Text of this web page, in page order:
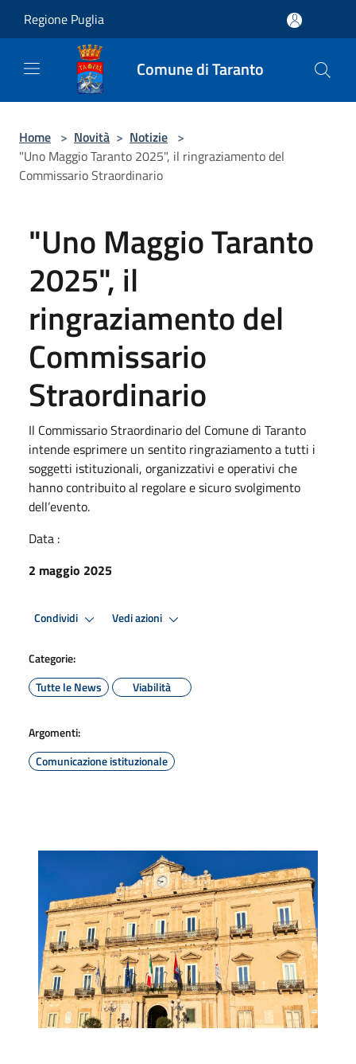
Regione Puglia
Comune di Taranto
Home > Novità > Notizie >
"Uno Maggio Taranto 2025", il ringraziamento del
Commissario Straordinario
"Uno Maggio Taranto
2025", il
ringraziamento del
Commissario
Straordinario
Il Commissario Straordinario del Comune di Taranto
intende esprimere un sentito ringraziamento a tutti i
soggetti istituzionali, organizzativi e operativi che
hanno contribuito al regolare e sicuro svolgimento
dell’evento.
Data :
2 maggio 2025
Condividi Vedi azioni
Categorie:
Tutte le News
Viabilità
Argomenti:
Comunicazione istituzionale